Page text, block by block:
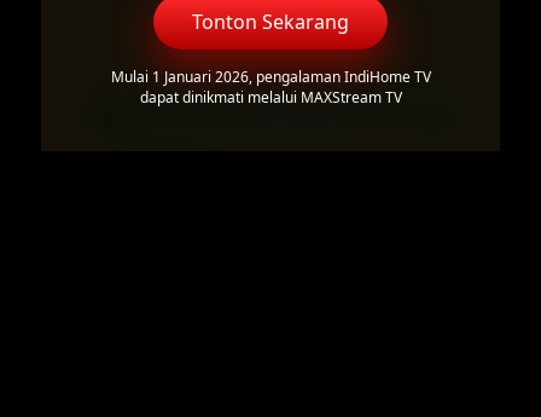
Tonton Sekarang
Mulai 1 Januari 2026, pengalaman IndiHome TV
dapat dinikmati melalui MAXStream TV